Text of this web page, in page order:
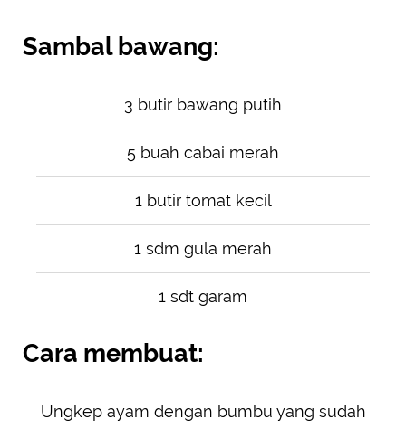
Sambal bawang:
3 butir bawang putih
5 buah cabai merah
1 butir tomat kecil
1 sdm gula merah
1 sdt garam
Cara membuat:
Ungkep ayam dengan bumbu yang sudah